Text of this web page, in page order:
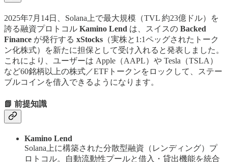
2025年7月14日、Solana上で最大規模（TVL 約23億ドル）を
誇る融資プロトコル Kamino Lend は、スイスの Backed
Finance が発行する xStocks （実株と1:1ペッグされたトーク
ン化株式）を新たに担保として受け入れると発表しました。
これにより、ユーザーは Apple（AAPL）や Tesla（TSLA）
など60銘柄以上の株式／ETFトークンをロックして、ステー
ブルコインを借入できるようになります。
📗 前提知識
Kamino Lend
Solana上に構築された分散型融資（レンディング）プ
ロトコル。自動流動性プールと借入・貸出機能を統合